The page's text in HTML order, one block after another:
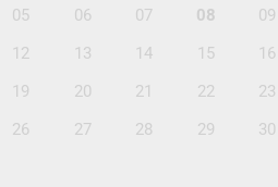
05 06 07 08
09
12 13 14 15
16
19 20 21 22
23
26 27 28 29
30